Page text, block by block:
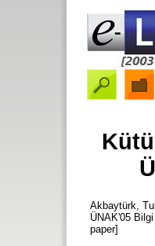
Akbaytürk,
ÜNAK'05
paper]